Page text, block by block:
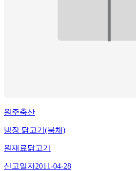
원주축산
냉장 닭고기(북채)
원재료닭고기
신고일자2011-04-28